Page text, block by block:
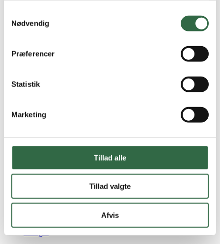
Nødvendig
Præferencer
Statistik
Marketing
Tillad alle
Tillad valgte
Afvis
Slate Sand rt. 100×100
2,00 m2 pr. kasse